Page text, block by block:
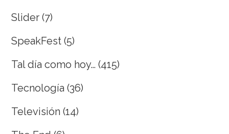
Slider (7)
SpeakFest (5)
Tal día como hoy… (415)
Tecnología (36)
Televisión (14)